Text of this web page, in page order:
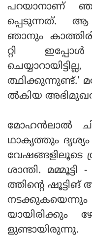
പറയാനാണ്
പ്പെടുന്നത്.
ഞാനും
റ്റി
ൽകിയ
മോഹൻലാൽ
ഥാകൃത്തും ദൃശ്യം
വേഷങ്ങളിലൂടെ
ശാന്തി. മമ്മൂട്ടി
ത്തിന്റെ
യായിരിക്കും
ളുണ്ടായിരുന്നു.